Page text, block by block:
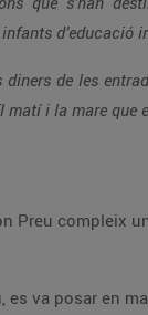
d’educació
de les
i la mare que
Preu compleix
va posar en